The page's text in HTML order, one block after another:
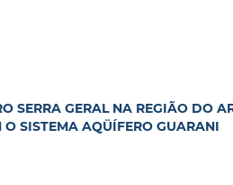
SERRA GERAL NA REGIÃO DO
SISTEMA AQÜÍFERO GUARANI